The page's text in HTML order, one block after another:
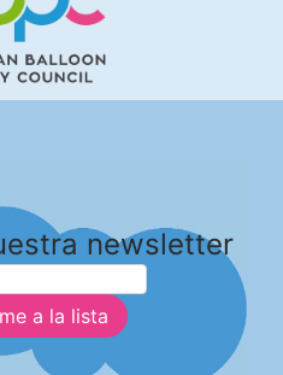
newsletter
a la lista